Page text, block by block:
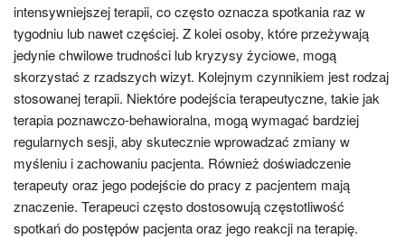
intensywniejszej terapii, co często oznacza spotkania raz w
tygodniu lub nawet częściej. Z kolei osoby, które przeżywają
jedynie chwilowe trudności lub kryzysy życiowe, mogą
skorzystać z rzadszych wizyt. Kolejnym czynnikiem jest rodzaj
stosowanej terapii. Niektóre podejścia terapeutyczne, takie jak
terapia poznawczo-behawioralna, mogą wymagać bardziej
regularnych sesji, aby skutecznie wprowadzać zmiany w
myśleniu i zachowaniu pacjenta. Również doświadczenie
terapeuty oraz jego podejście do pracy z pacjentem mają
znaczenie. Terapeuci często dostosowują częstotliwość
spotkań do postępów pacjenta oraz jego reakcji na terapię.